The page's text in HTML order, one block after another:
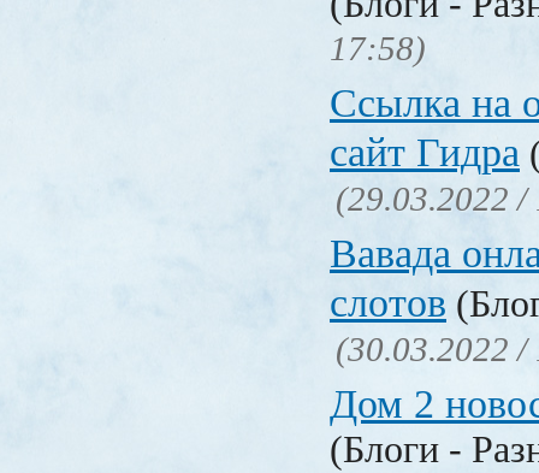
17:58)
Ссылка на
сайт Гидра
(29.03.2022 /
Вавада
слотов
(30.03.2022 /
Дом 2
(Блоги -